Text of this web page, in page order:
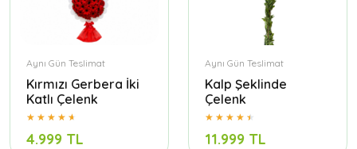
Aynı Gün Teslimat
Kırmızı Gerbera İki
Katlı Çelenk
4.999 TL
Aynı Gün Teslimat
Kalp Şeklinde
Çelenk
11.999 TL